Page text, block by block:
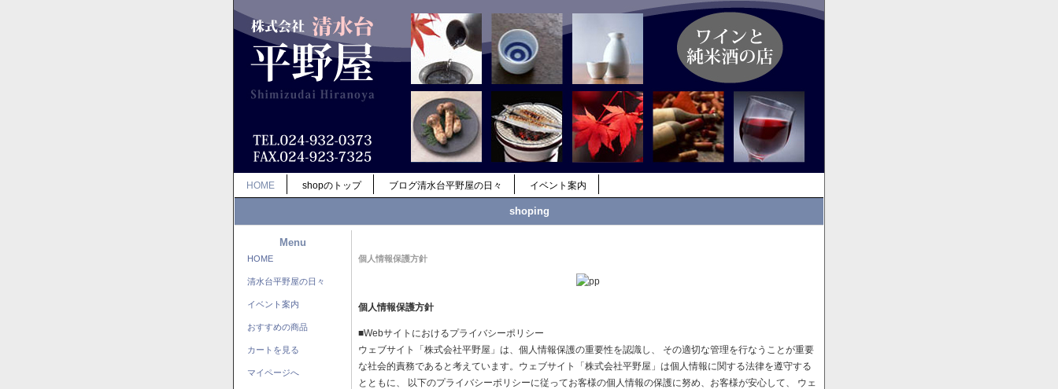
HOME shopのトップ ブログ清水台平野屋の日々 イベント案内
shoping
Menu
HOME
清水台平野屋の日々
イベント案内
おすすめの商品
カートを見る
マイページへ
個人情報保護方針
個人情報保護方針
■Webサイトにおけるプライバシーポリシー
ウェブサイト「株式会社平野屋」は、個人情報保護の重要性を認識し、 その適切な管理を行なうことが重要
な社会的責務であると考えています。ウェブサイト「株式会社平野屋」は個人情報に関する法律を遵守する
とともに、 以下のプライバシーポリシーに従ってお客様の個人情報の保護に努め、お客様が安心して、 ウェ